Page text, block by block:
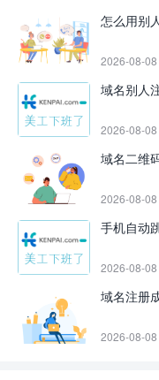
怎么用别
2026-08-08
域名别人
2026-08-08
域名二维
2026-08-08
手机自动
2026-08-08
域名注册
2026-08-08